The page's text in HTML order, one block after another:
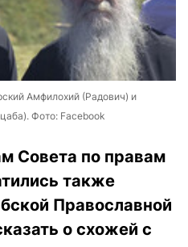
Амфилохий (Радович) и
Фото: Facebook
Совета по правам
также
Православной
о схожей с